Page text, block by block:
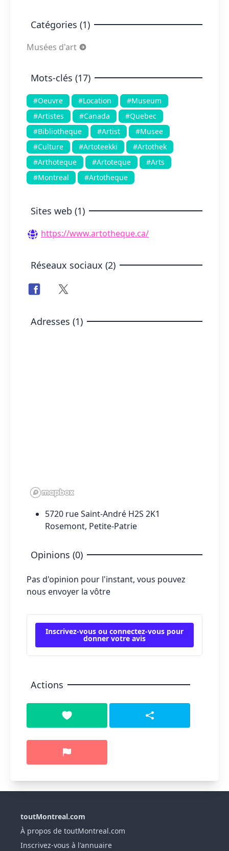
Catégories (1)
Musées d'art
Mots-clés (17)
#Oeuvre #Location
#Museum
#Artistes
#Canada
#Quebec
#Bibliotheque
#Artist
#Musee
#Culture
#Artoteekki
#Artothek
#Arthoteque
#Artoteque
#Arts
#Montreal
#Artotheque
Sites web (1)
https://www.artotheque.ca/
Réseaux sociaux (2)
Adresses (1)
5720 rue Saint-André H2S 2K1
Rosemont, Petite-Patrie
Opinions (0)
Pas d'opinion pour l'instant, vous pouvez
nous envoyer la vôtre
Inscrivez-vous ou connectez-vous pour
donner votre avis
Actions
toutMontreal.com
À propos de toutMontreal.com
Inscrivez-vous à l'annuaire